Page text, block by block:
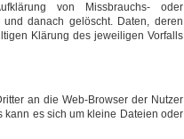
von Missbrauchs- oder
danach gelöscht. Daten, deren
Klärung des jeweiligen Vorfalls
an die Web-Browser der Nutzer
kann es sich um kleine Dateien oder